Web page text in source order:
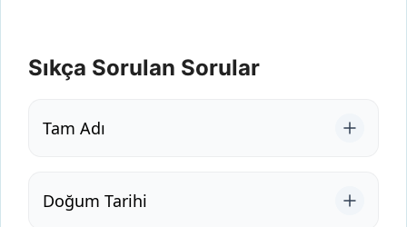
Sıkça Sorulan Sorular
Tam Adı
Doğum Tarihi